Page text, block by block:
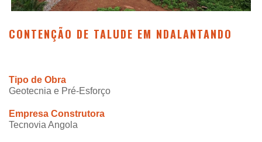
CONTENÇÃO DE TALUDE EM NDALANTANDO
Tipo de Obra
Geotecnia e Pré-Esforço
Empresa Construtora
Tecnovia Angola